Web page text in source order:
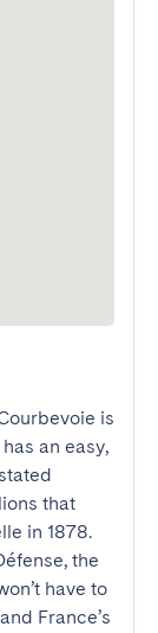
is
an easy,
that
in 1878.
the
have to
France’s